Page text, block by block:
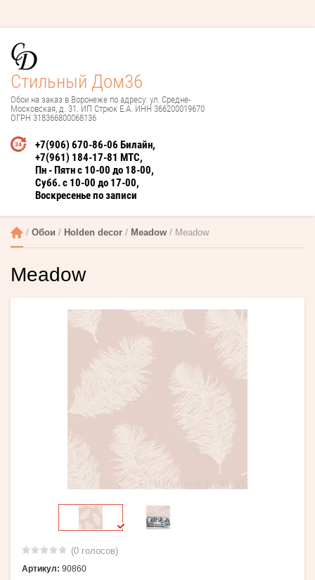
Стильный Дом36
Обои на заказ в Воронеже по адресу: ул. Средне-
Московская, д. 31. ИП Стрюк Е.А. ИНН 366200019670
ОГРН 318366800068136
+7(906) 670-86-06 Билайн
+7(961) 184-17-81 МТС
Пн - Пятн с 10-00 до 18-00
Субб. с 10-00 до 17-00
Воскресенье по записи
/ Обои / Holden decor / Meadow / Meadow
Meadow
(0 голосов)
Артикул: 90860